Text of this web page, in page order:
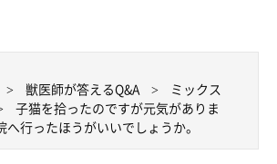
獣医師が答えるQ&A
ミックス
子猫を拾ったのですが元気がありま
行ったほうがいいでしょうか。